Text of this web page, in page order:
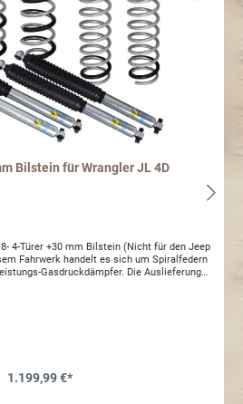
Bilstein für Wrangler JL 4D
4-Türer +30 mm Bilstein (Nicht für den Jeep
Fahrwerk handelt es sich um Spiralfedern
Gasdruckdämpfer. Die Auslieferung
2x Spiralfedern +30mm Hinterachse 2x
1.199,99 €*